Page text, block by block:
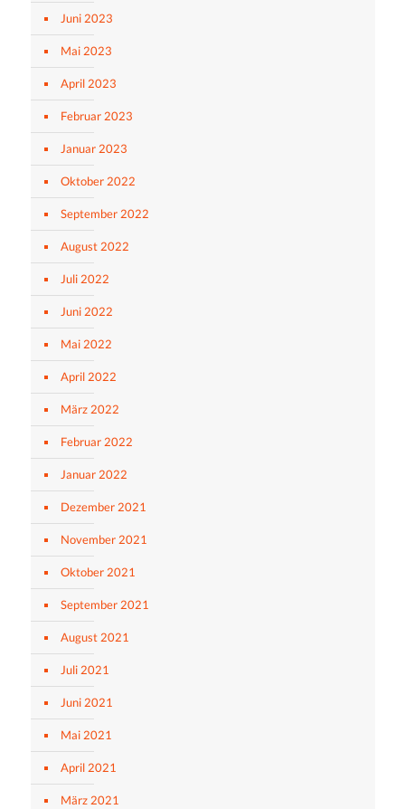
Juni 2023
Mai 2023
April 2023
Februar 2023
Januar 2023
Oktober 2022
September 2022
August 2022
Juli 2022
Juni 2022
Mai 2022
April 2022
März 2022
Februar 2022
Januar 2022
Dezember 2021
November 2021
Oktober 2021
September 2021
August 2021
Juli 2021
Juni 2021
Mai 2021
April 2021
März 2021